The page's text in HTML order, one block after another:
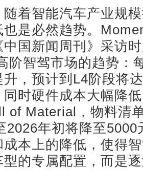
智能汽车产业规模
也是必然趋势。
国新闻周刊》采访
阶智驾市场的趋势：
，预计到L4阶段将
同时硬件成本大幅降
of Material，物料清
2026年初将降至5000
成本上的降低，使得
型的专属配置，而是